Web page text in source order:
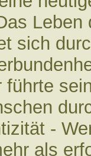
sich
führte
-
als